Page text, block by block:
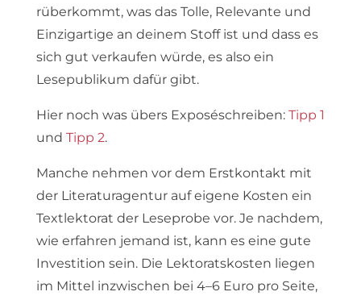
rüberkommt, was das Tolle, Relevante und
Einzigartige an deinem Stoff ist und dass es
sich gut verkaufen würde, es also ein
Lesepublikum dafür gibt.
Hier noch was übers Exposéschreiben: Tipp 1
und Tipp 2.
Manche nehmen vor dem Erstkontakt mit
der Literaturagentur auf eigene Kosten ein
Textlektorat der Leseprobe vor. Je nachdem,
wie erfahren jemand ist, kann es eine gute
Investition sein. Die Lektoratskosten liegen
im Mittel inzwischen bei 4–6 Euro pro Seite,